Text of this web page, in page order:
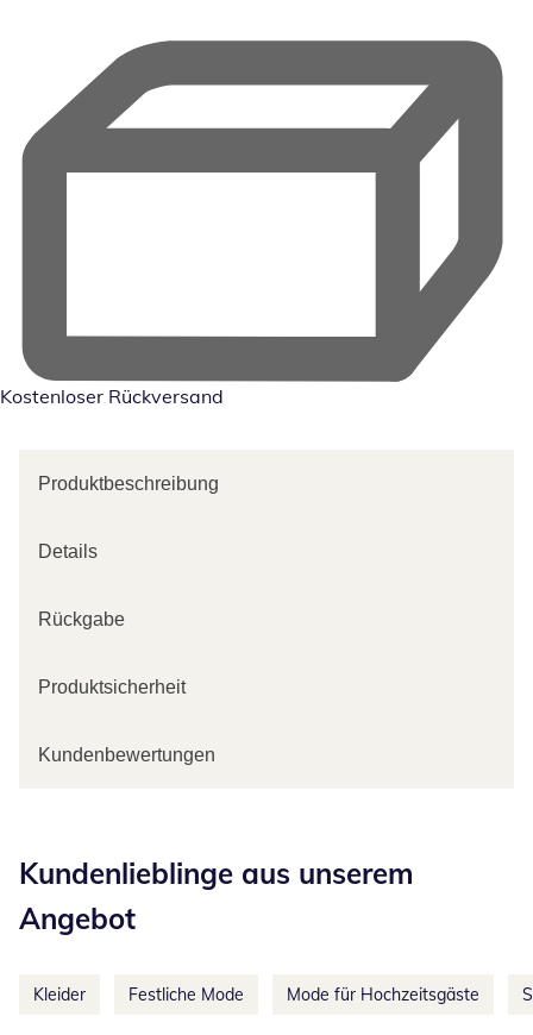
Kostenloser Rückversand
Produktbeschreibung
Details
Rückgabe
Produktsicherheit
Kundenbewertungen
Kundenlieblinge aus unserem
Angebot
Kleider Festliche Mode Mode für Hochzeitsgäste